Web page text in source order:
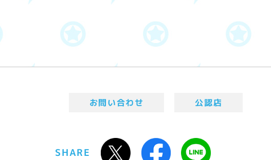
お問い合わせ 公認店
SHARE